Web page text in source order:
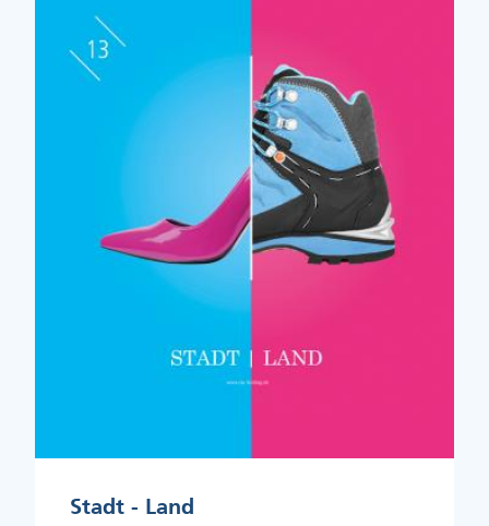
Stadt - Land